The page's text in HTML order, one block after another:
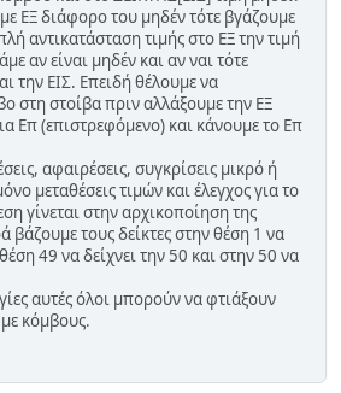
ΕΞ διάφορο του μηδέν τότε βγάζουμε
αντικατάσταση τιμής στο ΕΞ την τιμή
αν είναι μηδέν και αν ναι τότε
την ΕΙΣ. Επειδή θέλουμε να
στη στοίβα πριν αλλάξουμε την ΕΞ
Επ (επιστρεφόμενο) και κάνουμε το Επ
αφαιρέσεις, συγκρίσεις μικρό ή
μεταθέσεις τιμών και έλεγχος για το
γίνεται στην αρχικοποίηση της
βάζουμε τους δείκτες στην θέση 1 να
49 να δείχνει την 50 και στην 50 να
αυτές όλοι μπορούν να φτιάξουν
κόμβους.